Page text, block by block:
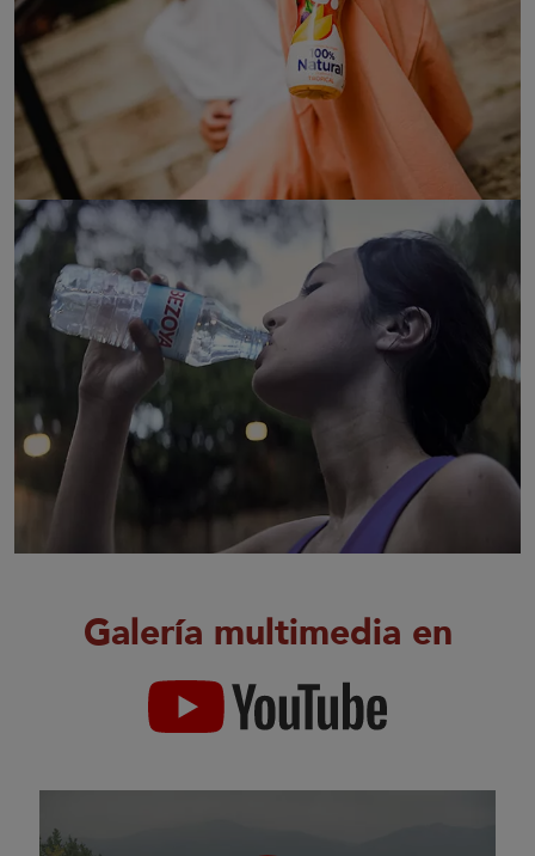
Galería multimedia en